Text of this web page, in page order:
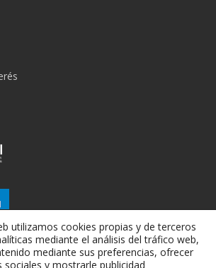
utilizamos cookies propias y de terceros
mediante el análisis del tráfico web,
mediante sus preferencias, ofrecer
sociales y mostrarle publicidad